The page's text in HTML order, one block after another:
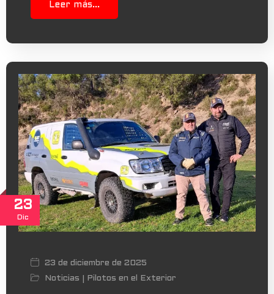
Leer más...
23
Dic
23 de diciembre de 2025
Noticias
Pilotos en el Exterior